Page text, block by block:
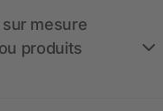
mesure
produits